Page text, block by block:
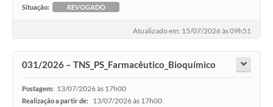
Situação: REVOGADO
Atualizado em: 15/07/2026 às 09h51
031/2026 – TNS_PS_Farmacêutico_Bioquímico
Postagem: 13/07/2026 às 17h00
Realização a partir de: 13/07/2026 às 17h00